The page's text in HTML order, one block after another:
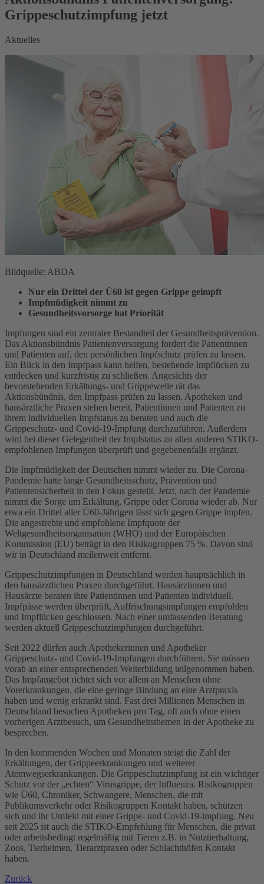
Grippeschutzimpfung jetzt
Aktuelles
Bildquelle: ABDA
Nur ein Drittel der Ü60 ist gegen Grippe geimpft
Impfmüdigkeit nimmt zu
Gesundheitsvorsorge hat Priorität
Impfungen sind ein zentraler Bestandteil der Gesundheitsprävention.
Das Aktionsbündnis Patientenversorgung fordert die Patientinnen
und Patienten auf, den persönlichen Impfschutz prüfen zu lassen.
Ein Blick in den Impfpass kann helfen, bestehende Impflücken zu
entdecken und kurzfristig zu schließen. Angesichts der
bevorstehenden Erkältungs- und Grippewelle rät das
Aktionsbündnis, den Impfpass prüfen zu lassen. Apotheken und
hausärztliche Praxen stehen bereit, Patientinnen und Patienten zu
ihrem individuellen Impfstatus zu beraten und auch die
Grippeschutz- und Covid-19-Impfung durchzuführen. Außerdem
wird bei dieser Gelegenheit der Impfstatus zu allen anderen STIKO-
empfohlenen Impfungen überprüft und gegebenenfalls ergänzt.
Die Impfmüdigkeit der Deutschen nimmt wieder zu. Die Corona-
Pandemie hatte lange Gesundheitsschutz, Prävention und
Patientensicherheit in den Fokus gestellt. Jetzt, nach der Pandemie
nimmt die Sorge um Erkältung, Grippe oder Corona wieder ab. Nur
etwa ein Drittel aller Ü60-Jährigen lässt sich gegen Grippe impfen.
Die angestrebte und empfohlene Impfquote der
Weltgesundheitsorganisation (WHO) und der Europäischen
Kommission (EU) beträgt in den Risikogruppen 75 %. Davon sind
wir in Deutschland meilenweit entfernt.
Grippeschutzimpfungen in Deutschland werden hauptsächlich in
den hausärztlichen Praxen durchgeführt. Hausärztinnen und
Hausärzte beraten ihre Patientinnen und Patienten individuell.
Impfpässe werden überprüft, Auffrischungsimpfungen empfohlen
und Impflücken geschlossen. Nach einer umfassenden Beratung
werden aktuell Grippeschutzimpfungen durchgeführt.
Seit 2022 dürfen auch Apothekerinnen und Apotheker
Grippeschutz- und Covid-19-Impfungen durchführen. Sie müssen
vorab an einer entsprechenden Weiterbildung teilgenommen haben.
Das Impfangebot richtet sich vor allem an Menschen ohne
Vorerkrankungen, die eine geringe Bindung an eine Arztpraxis
haben und wenig erkrankt sind. Fast drei Millionen Menschen in
Deutschland besuchen Apotheken pro Tag, oft auch ohne einen
vorherigen Arztbesuch, um Gesundheitsthemen in der Apotheke zu
besprechen.
In den kommenden Wochen und Monaten steigt die Zahl der
Erkältungen, der Grippeerkrankungen und weiterer
Atemwegserkrankungen. Die Grippeschutzimpfung ist ein wichtiger
Schutz vor der „echten“ Virusgrippe, der Influenza. Risikogruppen
wie Ü60, Chroniker, Schwangere, Menschen, die mit
Publikumsverkehr oder Risikogruppen Kontakt haben, schützen
sich und ihr Umfeld mit einer Grippe- und Covid-19-impfung. Neu
seit 2025 ist auch die STIKO-Empfehlung für Menschen, die privat
oder arbeitsbedingt regelmäßig mit Tieren z.B. in Nutztierhaltung,
Zoos, Tierheimen, Tierarztpraxen oder Schlachthöfen Kontakt
haben.
Zurück